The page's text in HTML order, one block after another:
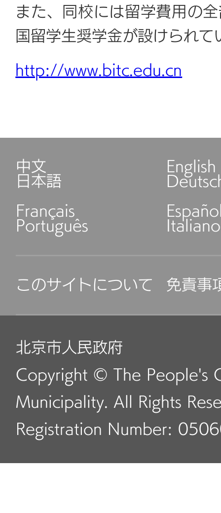
また、同校には留学費用の
国留学生奨学金が設けられて
http://www.bitc.edu.cn
中文 English
日本語
Français
Português Italiano
このサイトについて 免責事
北京市人民政府
Copyright © The People's
Municipality. All Rights
Registration Number: